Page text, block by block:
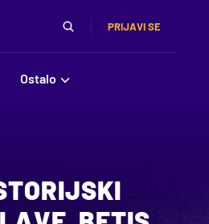
PRIJAVI SE
Ostalo